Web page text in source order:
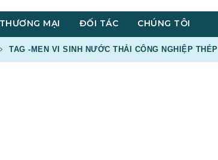
MẠI ĐỐI TÁC CHÚNG TÔI
TAG -MEN VI SINH NƯỚC THẢI CÔNG NGHIỆP THÉP